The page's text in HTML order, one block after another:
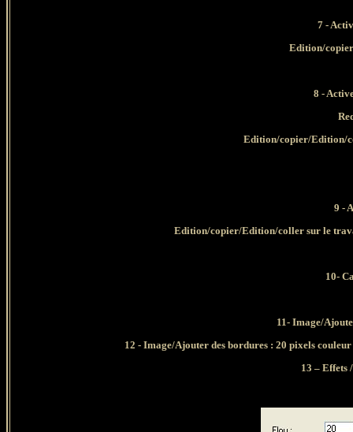
7 -
Edition/
8 -
Edition/copier/Edition/
9 -
Edition/copier/Edition/coller sur le
10-
11- Image/
12 - Image/Ajouter des bordures : 20 pixels
13 – Effets